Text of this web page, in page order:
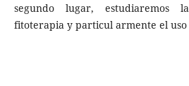
segundo lugar, estudiaremos
fitoterapia y particul armente el uso